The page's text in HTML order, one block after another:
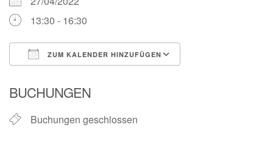
13:30 - 16:30
ZUM KALENDER HINZUFÜGEN
BUCHUNGEN
Buchungen geschlossen